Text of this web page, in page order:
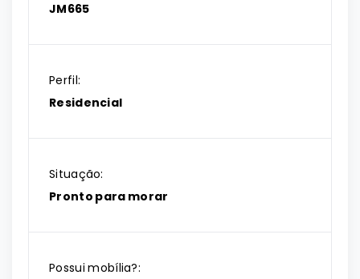
JM665
Perfil:
Residencial
Situação:
Pronto para morar
Possui mobília?: